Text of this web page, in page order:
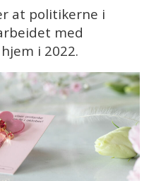
at politikerne i
med
i 2022.